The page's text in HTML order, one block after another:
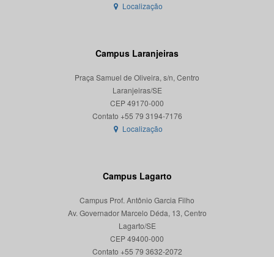
Localização
Campus Laranjeiras
Praça Samuel de Oliveira, s/n, Centro
Laranjeiras/SE
CEP 49170-000
Localização
Campus Lagarto
Campus Prof. Antônio Garcia Filho
Av. Governador Marcelo Déda, 13, Centro
Lagarto/SE
CEP 49400-000